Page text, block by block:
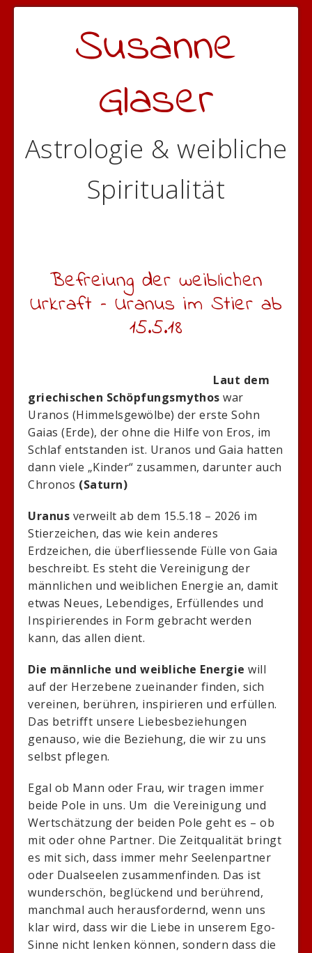
Susanne
Glaser
Astrologie & weibliche
Spiritualität
Befreiung der weiblichen
Urkraft – Uranus im Stier ab
15.5.18
Laut dem
griechischen Schöpfungsmythos war
Uranos (Himmelsgewölbe) der erste Sohn
Gaias (Erde), der ohne die Hilfe von Eros, im
Schlaf entstanden ist. Uranos und Gaia hatten
dann viele „Kinder“ zusammen, darunter auch
Chronos (Saturn)
Uranus verweilt ab dem 15.5.18 – 2026 im
Stierzeichen, das wie kein anderes
Erdzeichen, die überfliessende Fülle von Gaia
beschreibt. Es steht die Vereinigung der
männlichen und weiblichen Energie an, damit
etwas Neues, Lebendiges, Erfüllendes und
Inspirierendes in Form gebracht werden
kann, das allen dient.
Die männliche und weibliche Energie will
auf der Herzebene zueinander finden, sich
vereinen, berühren, inspirieren und erfüllen.
Das betrifft unsere Liebesbeziehungen
genauso, wie die Beziehung, die wir zu uns
selbst pflegen.
Egal ob Mann oder Frau, wir tragen immer
beide Pole in uns. Um die Vereinigung und
Wertschätzung der beiden Pole geht es – ob
mit oder ohne Partner. Die Zeitqualität bringt
es mit sich, dass immer mehr Seelenpartner
oder Dualseelen zusammenfinden. Das ist
wunderschön, beglückend und berührend,
manchmal auch herausfordernd, wenn uns
klar wird, dass wir die Liebe in unserem Ego-
Sinne nicht lenken können, sondern dass die